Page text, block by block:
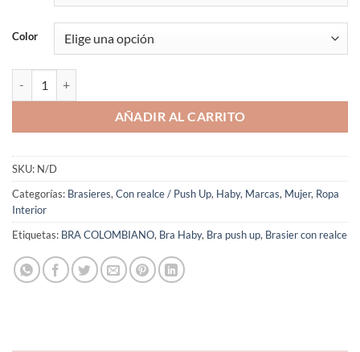
Color
AÑADIR AL CARRITO
SKU: N/D
Categorías: Brasieres, Con realce / Push Up, Haby, Marcas, Mujer, Ropa
Interior
Etiquetas: BRA COLOMBIANO, Bra Haby, Bra push up, Brasier con realce